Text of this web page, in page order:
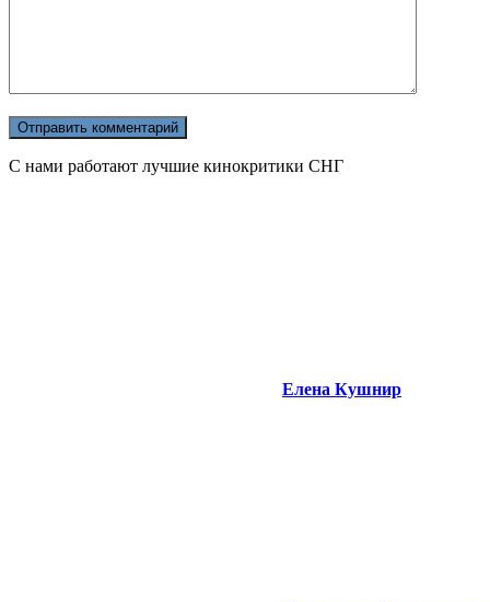
С нами работают лучшие кинокритики СНГ
Елена Кушнир